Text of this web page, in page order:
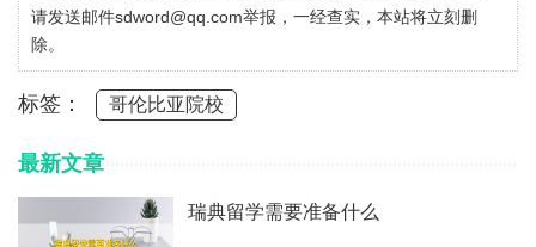
请发送邮件sdword@qq.com举报，一经查实，本站将立刻删
除。
标签： 哥伦比亚院校
最新文章
瑞典留学需要准备什么